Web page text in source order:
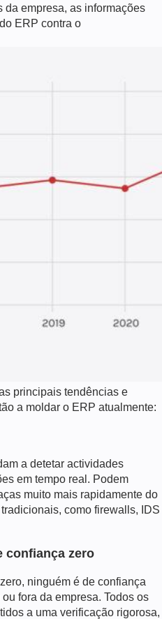
da empresa, as informações
ERP contra o
principais tendências e
a moldar o ERP atualmente:
a detetar actividades
em tempo real. Podem
muito mais rapidamente do
como firewalls, IDS
confiança zero
ninguém é de confiança
fora da empresa. Todos os
a uma verificação rigorosa,